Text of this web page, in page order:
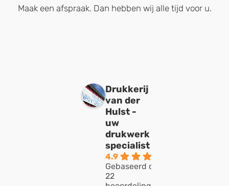
Maak een afspraak. Dan hebben wij alle tijd voor u.
Drukkerij
van der
Hulst -
uw
drukwerk
specialist
4.9
Gebaseerd op
22